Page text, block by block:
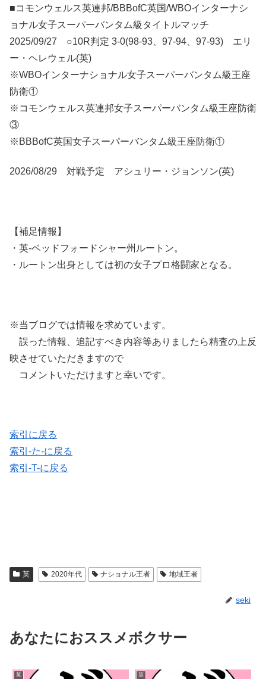
■コモンウェルス英連邦/BBBofC英国/WBOインターナシ
ョナル女子スーパーバンタム級タイトルマッチ
2025/09/27 ○10R判定 3-0(98-93、97-94、97-93) エリ
ー・ヘレウェル(英)
※WBOインターナショナル女子スーパーバンタム級王座
防衛①
※コモンウェルス英連邦女子スーパーバンタム級王座防衛
③
※BBBofC英国女子スーパーバンタム級王座防衛①
2026/08/29 対戦予定 アシュリー・ジョンソン(英)
【補足情報】
・英-ベッドフォードシャー州ルートン。
・ルートン出身としては初の女子プロ格闘家となる。
※当ブログでは情報を求めています。
誤った情報、追記すべき内容等ありましたら精査の上反
映させていただきますので
コメントいただけますと幸いです。
索引に戻る
索引-た-に戻る
索引-T-に戻る
英 2020年代 ナショナル王者 地域王者
seki
あなたにおススメボクサー
英 英